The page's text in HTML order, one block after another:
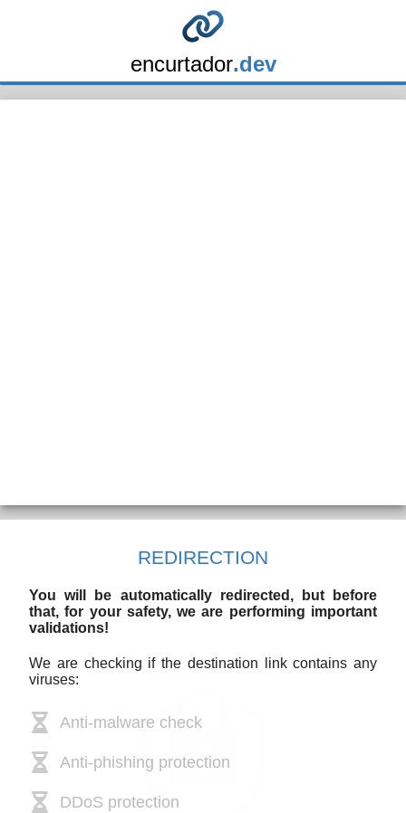
encurtador.dev
REDIRECTION
You will be automatically redirected, but before
that, for your safety, we are performing important
validations!
We are checking if the destination link contains any
viruses:
Anti-malware check
Anti-phishing protection
DDoS protection